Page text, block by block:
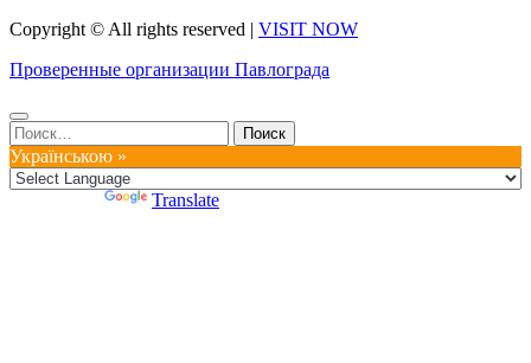
Copyright © All rights reserved | VISIT NOW
Проверенные организации Павлограда
Найти:
Українською »
Translate